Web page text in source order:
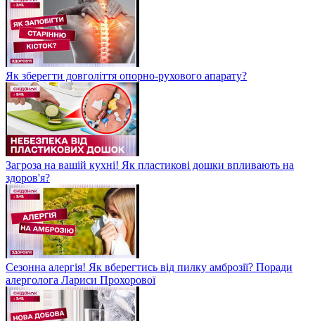
Як зберегти довголіття опорно-рухового апарату?
Загроза на вашій кухні! Як пластикові дошки впливають на
здоров'я?
Сезонна алергія! Як вберегтись від пилку амброзії? Поради
алерголога Лариси Прохорової